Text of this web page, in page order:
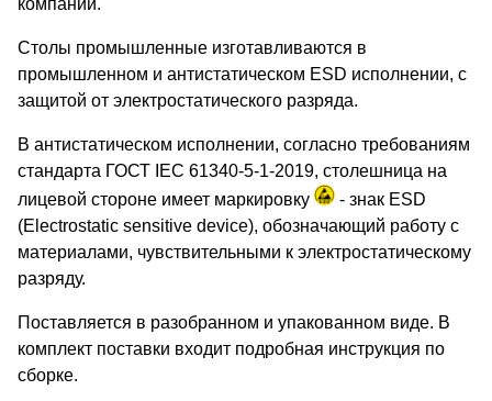
Столы промышленные изготавливаются в
промышленном и антистатическом ESD исполнении, с
защитой от электростатического разряда.
В антистатическом исполнении, согласно требованиям
стандарта ГОСТ IEC 61340-5-1-2019, столешница на
лицевой стороне имеет маркировку
- знак ESD
(Electrostatic sensitive device), обозначающий работу с
материалами, чувствительными к электростатическому
разряду.
Поставляется в разобранном и упакованном виде. В
комплект поставки входит подробная инструкция по
сборке.